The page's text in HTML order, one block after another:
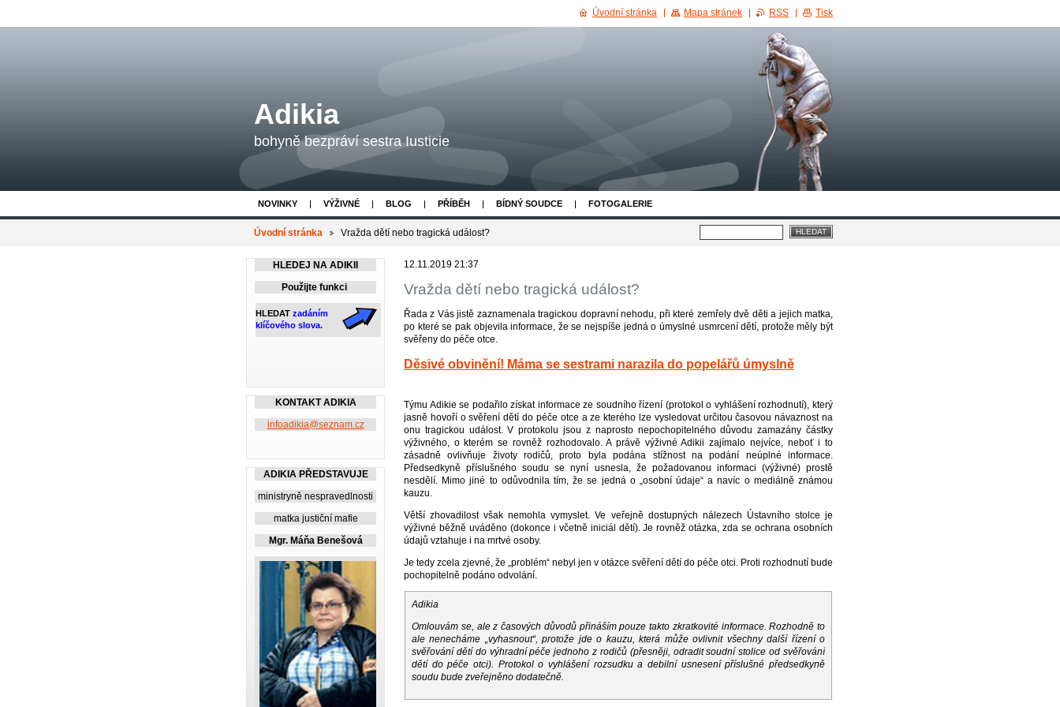
Adikia
bohyně bezpráví sestra Iusticie
NOVINKY VÝŽIVNÉ BLOG PŘÍBĚH BÍDNÝ SOUDCE FOTOGALERIE
Úvodní stránka Vražda dětí nebo tragická událost?
12.11.2019 21:37
Vražda dětí nebo tragická událost?
Řada z Vás jistě zaznamenala tragickou dopravní nehodu, při které zemřely dvě děti a jejich matka,
po které se pak objevila informace, že se nejspíše jedná o úmyslné usmrcení dětí, protože měly být
svěřeny do péče otce.
Děsivé obvinění! Máma se sestrami narazila do popelářů úmyslně
Týmu Adikie se podařilo získat informace ze soudního řízení (protokol o vyhlášení rozhodnutí), který
jasně hovoří o svěření dětí do péče otce a ze kterého lze vysledovat určitou časovou návaznost na
onu tragickou událost. V protokolu jsou z naprosto nepochopitelného důvodu zamazány částky
výživného, o kterém se rovněž rozhodovalo. A právě výživné Adikii zajímalo nejvíce, neboť i to
zásadně ovlivňuje životy rodičů, proto byla podána stížnost na podání neúplné informace.
Předsedkyně příslušného soudu se nyní usnesla, že požadovanou informaci (výživné) prostě
nesdělí. Mimo jiné to odůvodnila tím, že se jedná o „osobní údaje“ a navíc o mediálně známou
kauzu.
Větší zhovadilost však nemohla vymyslet. Ve veřejně dostupných nálezech Ústavního stolce je
výživné běžně uváděno (dokonce i včetně iniciál dětí). Je rovněž otázka, zda se ochrana osobních
údajů vztahuje i na mrtvé osoby.
Je tedy zcela zjevné, že „problém“ nebyl jen v otázce svěření dětí do péče otci. Proti rozhodnutí bude
pochopitelně podáno odvolání.
Adikia
Omlouvám se, ale z časových důvodů přináším pouze takto zkratkovité informace. Rozhodně to
ale nenecháme „vyhasnout“, protože jde o kauzu, která může ovlivnit všechny další řízení o
svěřování dětí do výhradní péče jednoho z rodičů (přesněji, odradit soudní stolice od svěřování
dětí do péče otci). Protokol o vyhlášení rozsudku a debilní usnesení příslušné předsedkyně
soudu bude zveřejněno dodatečně.
HLEDEJ NA ADIKII
Použijte funkci
HLEDAT zadáním
klíčového slova.
KONTAKT ADIKIA
infoadikia@seznam.cz
ADIKIA PŘEDSTAVUJE
ministryně nespravedlnosti
matka justiční mafie
Mgr. Máňa Benešová
Úvodní stránka Mapa stránek RSS Tisk